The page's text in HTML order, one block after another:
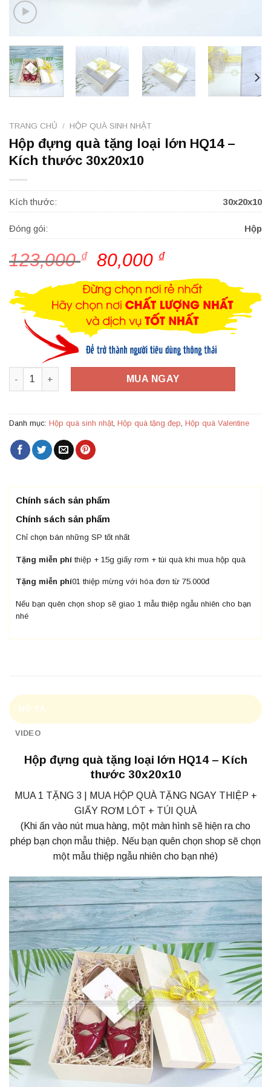
TRANG CHỦ / HỘP QUÀ SINH NHẬT
Hộp đựng quà tặng loại lớn HQ14 –
Kích thước 30x20x10
Kích thước: 30x20x10
Đóng gói: Hộp
123,000₫
Giá
gốc
là:
123,000 ₫.
80,000 ₫Giá
tại
là:
80,000 ₫.
Hộp đựng quà tặng loại lớn HQ14 – Kích thước 30x20x10 số
MUA NGAY
Danh mục: Hộp quà sinh nhật, Hộp quà tặng đẹp Hộp quà Valentine
Chính sách sản phẩm
Chính sách sản phẩm
Chỉ chọn bán những SP tốt nhất
Tặng miễn phí thiệp + 15g giấy rơm + túi quà khi mua hộp quà
Tặng miễn phí01 thiệp mừng với hóa đơn từ 75.000đ
Nếu bạn quên chọn shop sẽ giao 1 mẫu thiệp ngẫu nhiên cho bạn
nhé
MÔ TẢ
VIDEO
Hộp đựng quà tặng loại lớn HQ14 – Kích
thước 30x20x10
MUA 1 TẶNG 3 | MUA HỘP QUÀ TẶNG NGAY THIỆP +
GIẤY RƠM LÓT + TÚI QUÀ
(Khi ấn vào nút mua hàng, một màn hình sẽ hiện ra cho
phép bạn chọn mẫu thiệp. Nếu bạn quên chọn shop sẽ chọn
một mẫu thiệp ngẫu nhiên cho bạn nhé)